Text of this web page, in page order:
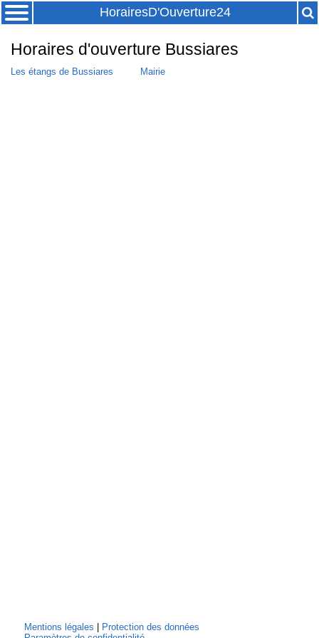
HorairesD'Ouverture24
Horaires d'ouverture Bussiares
Les étangs de Bussiares Mairie
Mentions légales
Protection des données